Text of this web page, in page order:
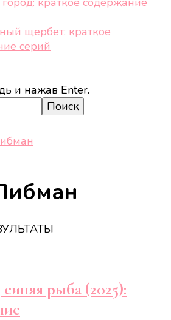
щербет: краткое
серий
и нажав Enter.
рыба (2025):